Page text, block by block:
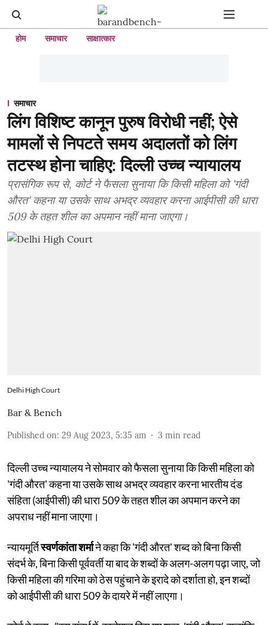
होम समाचार साक्षात्कार
समाचार
लिंग विशिष्ट कानून पुरुष विरोधी नहीं; ऐसे
मामलों से निपटते समय अदालतों को लिंग
तटस्थ होना चाहिए: दिल्ली उच्च न्यायालय
प्रासंगिक रूप से, कोर्ट ने फैसला सुनाया कि किसी महिला को 'गंदी
औरत' कहना या उसके साथ अभद्र व्यवहार करना आईपीसी की धारा
509 के तहत शील का अपमान नहीं माना जाएगा।
Delhi High Court
Bar & Bench
Published on: 29 Aug 2023, 5:35 am 3 min read
दिल्ली उच्च न्यायालय ने सोमवार को फैसला सुनाया कि किसी महिला को
'गंदी औरत' कहना या उसके साथ अभद्र व्यवहार करना भारतीय दंड
संहिता (आईपीसी) की धारा 509 के तहत शील का अपमान करने का
अपराध नहीं माना जाएगा।
न्यायमूर्तिस्वर्णकांता शर्माने कहा कि 'गंदी औरत' शब्द को बिना किसी
संदर्भ के, बिना किसी पूर्ववर्ती या बाद के शब्दों के अलग-अलग पढ़ा जाए, जो
किसी महिला की गरिमा को ठेस पहुंचाने के इरादे को दर्शाता हो, इन शब्दों
को आईपीसी की धारा 509 के दायरे में नहीं लाएगा।